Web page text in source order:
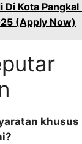
Di Kota Pangkal
(Apply Now)